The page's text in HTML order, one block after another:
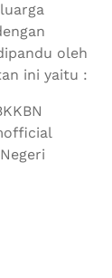
oleh
ini yaitu :